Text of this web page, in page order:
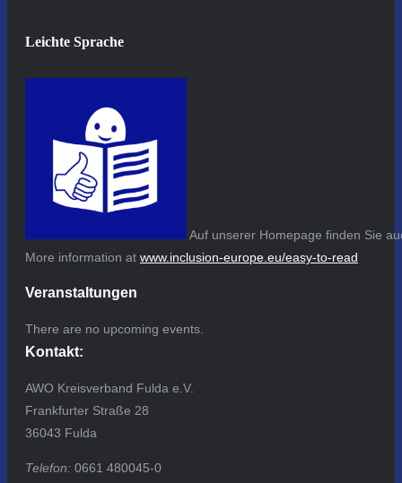
Leichte Sprache
Auf unserer Homepage finden Sie
More information at www.inclusion-europe.eu/easy-to-read
Veranstaltungen
There are no upcoming events.
Kontakt:
AWO Kreisverband Fulda e.V.
Frankfurter Straße 28
36043 Fulda
Telefon: 0661 480045-0